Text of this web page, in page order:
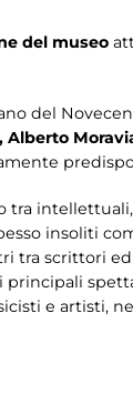
del museo
del
Alberto
insoliti
tra scrittori
principali
e artisti,